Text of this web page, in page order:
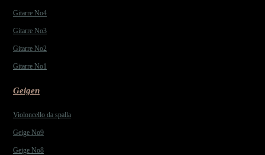
Gitarre No4
Gitarre No3
Gitarre No2
Gitarre No1
Geigen
Violoncello da spalla
Geige No9
Geige No8